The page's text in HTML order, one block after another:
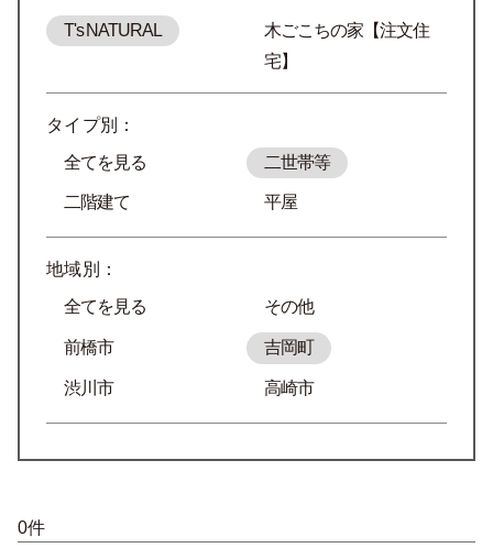
T's NATURAL
木ごこちの家【注文住
宅】
タイプ別：
全てを見る
二世帯等
二階建て 平屋
地域別：
全てを見る
その他
前橋市 吉岡町
渋川市 高崎市
0件